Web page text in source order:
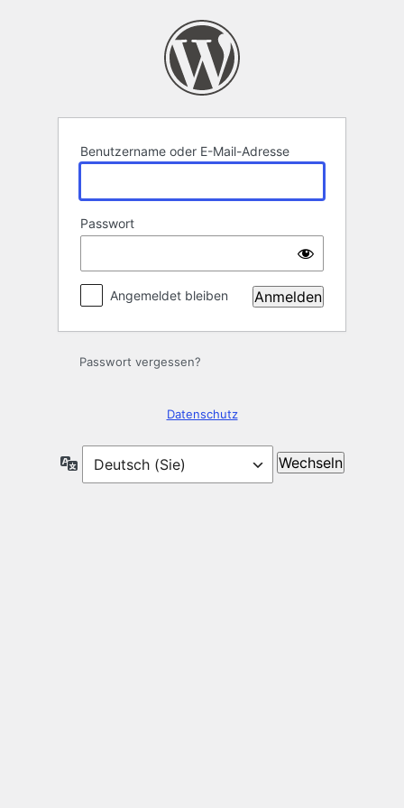
Benutzername oder E-Mail-Adresse
Passwort
Angemeldet bleiben
Passwort vergessen?
Datenschutz
Sprache